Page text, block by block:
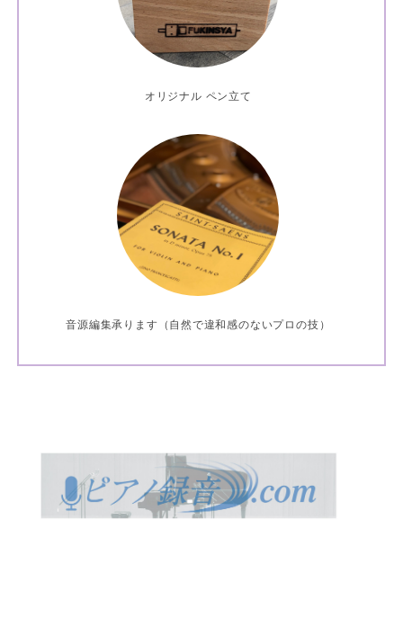
オリジナル ペン立て
音源編集承ります（自然で違和感のないプロの技）